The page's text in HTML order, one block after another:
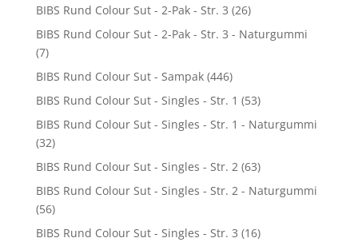
BIBS Rund Colour Sut - 2-Pak - Str. 3 (26)
BIBS Rund Colour Sut - 2-Pak - Str. 3 - Naturgummi
(7)
BIBS Rund Colour Sut - Sampak (446)
BIBS Rund Colour Sut - Singles - Str. 1 (53)
BIBS Rund Colour Sut - Singles - Str. 1 - Naturgummi
(32)
BIBS Rund Colour Sut - Singles - Str. 2 (63)
BIBS Rund Colour Sut - Singles - Str. 2 - Naturgummi
(56)
BIBS Rund Colour Sut - Singles - Str. 3 (16)